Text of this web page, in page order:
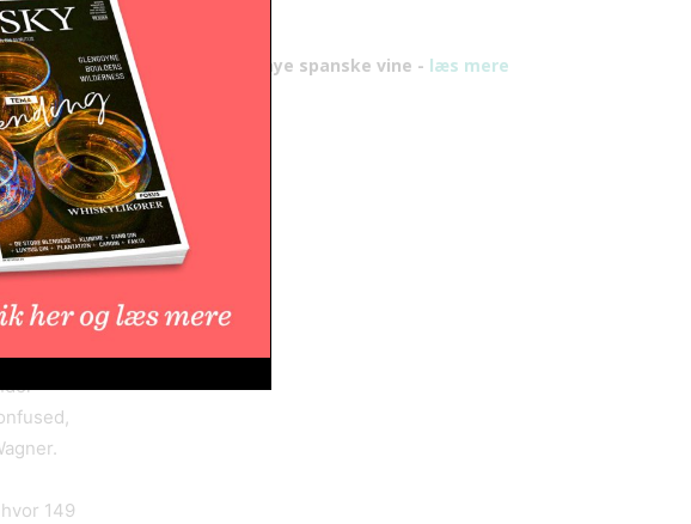
var
om en
foruden
i
149
Ny bog om de nye spanske vine - læs mere
her